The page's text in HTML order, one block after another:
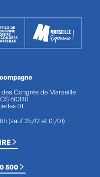
Congrès de Marseille
60340
01
(sauf 25/12 et 01/01)
500